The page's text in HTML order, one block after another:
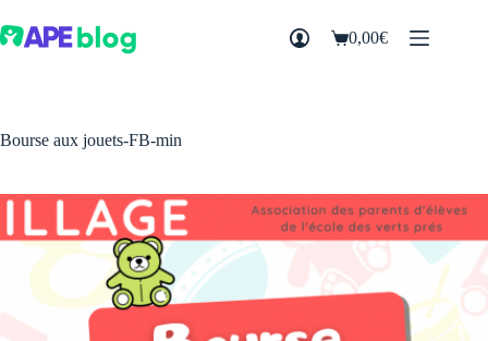
au
contenu
Panier
0,00€
Bourse aux jouets-FB-min